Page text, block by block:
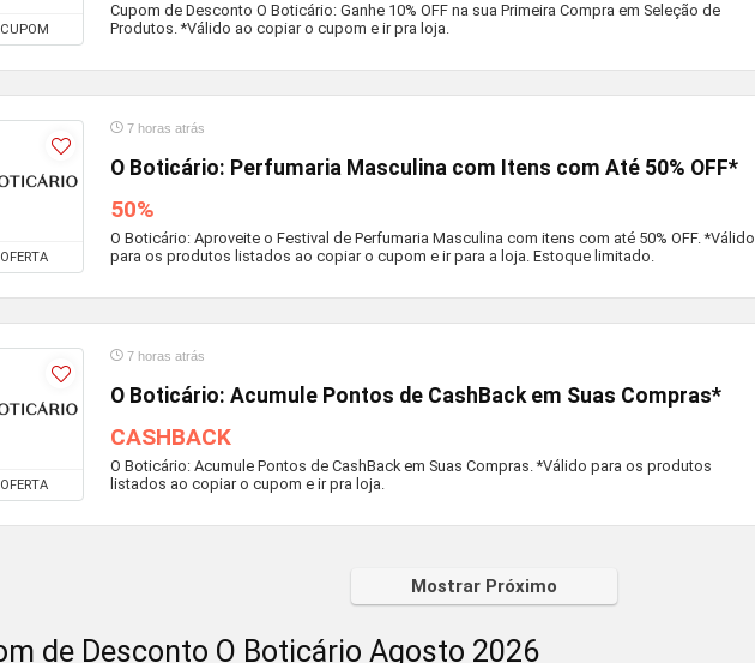
CUPOM
Cupom de Desconto O Boticário: Ganhe 10% OFF na sua Primeira Compra em Seleção de
Produtos. *Válido ao copiar o cupom e ir pra loja.
OFERTA
7 horas atrás
O Boticário: Perfumaria Masculina com Itens com Até 50% OFF*
50%
O Boticário: Aproveite o Festival de Perfumaria Masculina com itens com até 50% OFF. *Válido
para os produtos listados ao copiar o cupom e ir para a loja. Estoque limitado.
OFERTA
7 horas atrás
O Boticário: Acumule Pontos de CashBack em Suas Compras*
CASHBACK
O Boticário: Acumule Pontos de CashBack em Suas Compras. *Válido para os produtos
listados ao copiar o cupom e ir pra loja.
Mostrar Próximo
de Desconto O Boticário Agosto 2026